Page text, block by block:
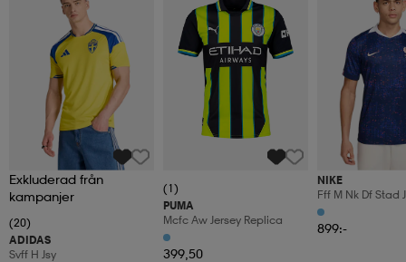
Exkluderad från
kampanjer
(20)
ADIDAS
Svff H Jsy
(1)
PUMA
Mcfc Aw Jersey Replica
399,50
NIKE
Fff M Nk Df Stad
899:-